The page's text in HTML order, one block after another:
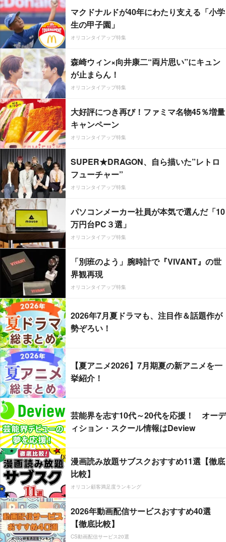
マクドナルドが40年にわたり支える「小学
生の甲子園」
オリコンタイアップ特集
森崎ウィン×向井康二“両片思い”にキュン
が止まらん！
オリコンタイアップ特集
大好評につき再び！ファミマ名物45％増量
キャンペーン
オリコンタイアップ特集
SUPER★DRAGON、自ら描いた”レトロ
フューチャー”
オリコンタイアップ特集
パソコンメーカー社員が本気で選んだ「10
万円台PC３選」
オリコンタイアップ特集
「別班のよう」腕時計で『VIVANT』の世
界観再現
オリコンタイアップ特集
2026年7月夏ドラマも、注目作＆話題作が
勢ぞろい！
【夏アニメ2026】7月期夏の新アニメを一
挙紹介！
芸能界を志す10代～20代を応援！ オーデ
ィション・スクール情報はDeview
漫画読み放題サブスクおすすめ11選【徹底
比較】
オリコン顧客満足度ランキング
2026年動画配信サービスおすすめ40選
【徹底比較】
CS動画配信サービス20選